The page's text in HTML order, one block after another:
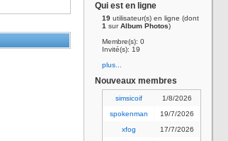
Qui est en ligne
19 utilisateur(s) en ligne (dont
1 surAlbum Photos)
Membre(s): 0
Invité(s): 19
plus...
Nouveaux membres
simsicoif
1/8/2026
spokenman
19/7/2026
xfog
17/7/2026